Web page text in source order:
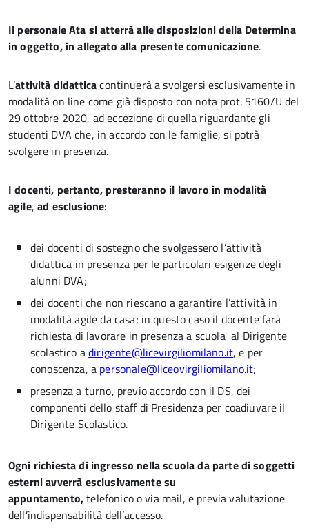
Il personale Ata si atterrà alle disposizioni della Determina
in oggetto, in allegato alla presente comunicazione.
L’attività didatticacontinuerà a svolgersi esclusivamente in
modalità on line come già disposto con nota prot. 5160/U del
29 ottobre 2020, ad eccezione di quella riguardante gli
studenti DVA che, in accordo con le famiglie, si potrà
svolgere in presenza.
I docenti, pertanto, presteranno il lavoro in modalità
agile,ad esclusione:
dei docenti di sostegno che svolgessero l’attività
didattica in presenza per le particolari esigenze degli
alunni DVA;
dei docenti che non riescano a garantire l’attività in
modalità agile da casa; in questo caso il docente farà
richiesta di lavorare in presenza a scuola al Dirigente
scolastico adirigente@licevirgiliomilano.it, e per
conoscenza, a personale@liceovirgiliomilano.it;
presenza a turno, previo accordo con il DS, dei
componenti dello staff di Presidenza per coadiuvare il
Dirigente Scolastico.
Ogni richiesta di ingresso nella scuola da parte di soggetti
esterni avverrà esclusivamente su
appuntamento,telefonico o via mail, e previa valutazione
dell’indispensabilità dell’accesso.